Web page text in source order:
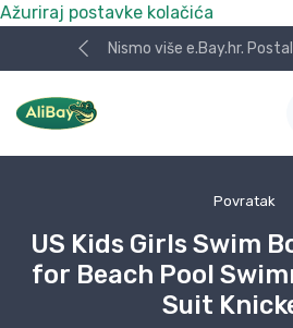
Ažuriraj postavke kolačića
Nismo više e.Bay.hr.
Povratak
US Kids Girls Swim
for Beach Pool
Suit